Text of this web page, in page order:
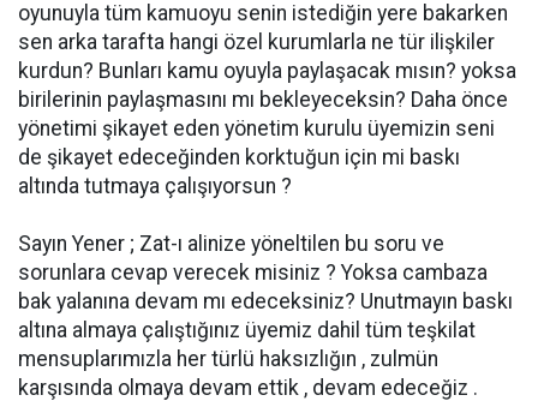
oyunuyla tüm kamuoyu senin istediğin yere bakarken
sen arka tarafta hangi özel kurumlarla ne tür ilişkiler
kurdun? Bunları kamu oyuyla paylaşacak mısın? yoksa
birilerinin paylaşmasını mı bekleyeceksin? Daha önce
yönetimi şikayet eden yönetim kurulu üyemizin seni
de şikayet edeceğinden korktuğun için mi baskı
altında tutmaya çalışıyorsun ?
Sayın Yener ; Zat-ı alinize yöneltilen bu soru ve
sorunlara cevap verecek misiniz ? Yoksa cambaza
bak yalanına devam mı edeceksiniz? Unutmayın baskı
altına almaya çalıştığınız üyemiz dahil tüm teşkilat
mensuplarımızla her türlü haksızlığın , zulmün
karşısında olmaya devam ettik , devam edeceğiz .